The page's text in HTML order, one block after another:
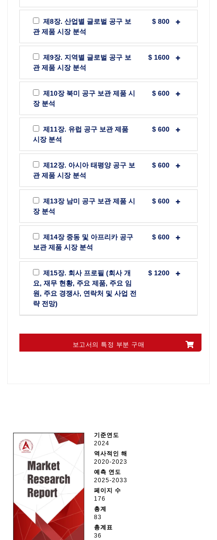
제8장. 산업별 글로벌 공구 보
관 제품 시장 분석
$ 800
제9장. 지역별 글로벌 공구 보
관 제품 시장 분석
$ 1600
제10장 북미 공구 보관 제품 시
장 분석
$ 600
제11장. 유럽 공구 보관 제품
시장 분석
$ 600
제12장. 아시아 태평양 공구 보
관 제품 시장 분석
$ 600
제13장 남미 공구 보관 제품 시
장 분석
$ 600
제14장 중동 및 아프리카 공구
보관 제품 시장 분석
$ 600
제15장. 회사 프로필 (회사 개
요, 재무 현황, 주요 제품, 주요 임
원, 주요 경쟁사, 연락처 및 사업 전
략 전망)
$ 1200
보고서의 특정 부분 구매
기준연도
2024
역사적인 해
2020-2023
예측 연도
2025-2033
페이지 수
176
총계
83
총계표
36